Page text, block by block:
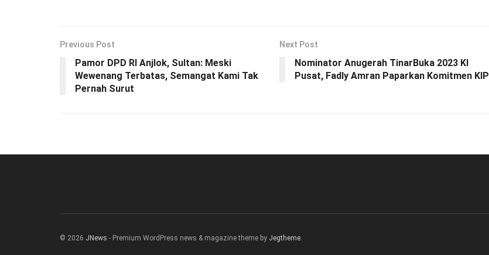
Previous Post
Pamor DPD RI Anjlok, Sultan: Meski
Wewenang Terbatas, Semangat Kami Tak
Pernah Surut
Next Post
Nominator Anugerah TinarBuka 2023 KI
Pusat, Fadly Amran Paparkan Komitmen KIP
© 2026 JNews - Premium WordPress news & magazine theme by Jegtheme